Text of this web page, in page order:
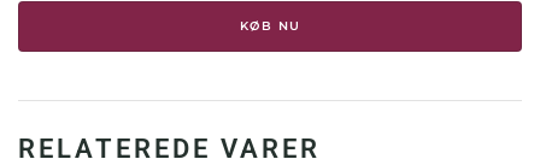
antal
KØB NU
RELATEREDE VARER